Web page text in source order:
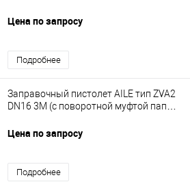
Цена по запросу
Подробнее
Заправочный пистолет AILE тип ZVA2
DN16 3M (c поворотной муфтой папа-
Цена по запросу
Подробнее